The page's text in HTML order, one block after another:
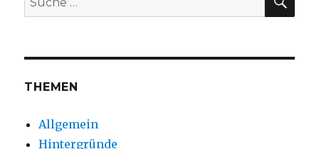
nach:
THEMEN
Allgemein
Hintergründe